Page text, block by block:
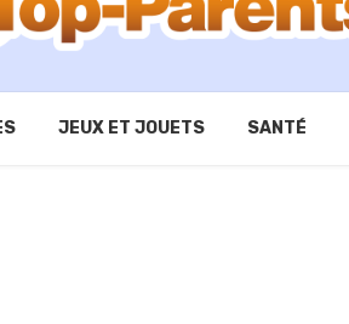
JEUX ET JOUETS SANTÉ